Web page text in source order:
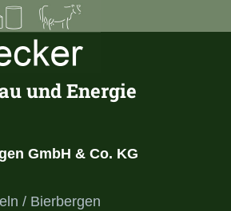
und Energie
GmbH & Co. KG
/ Bierbergen